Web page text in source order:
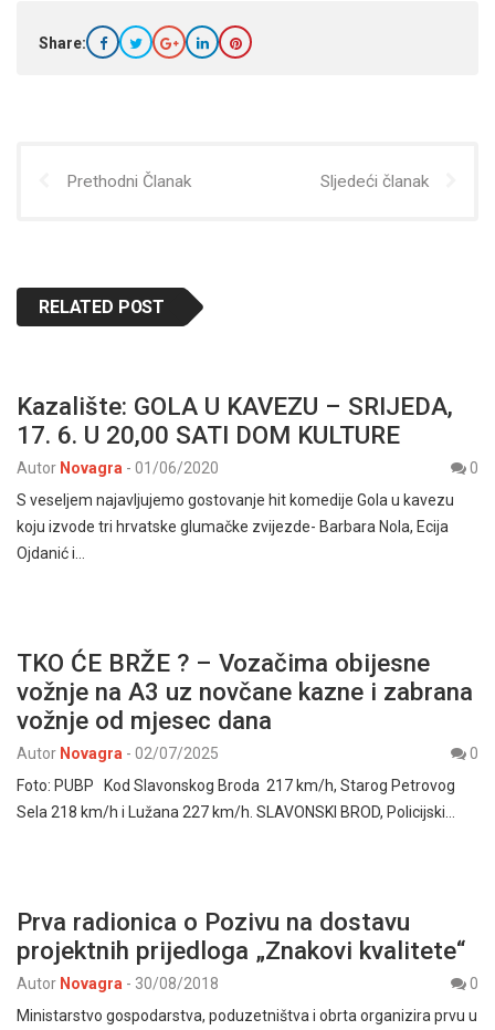
Share:
Prethodni Članak Sljedeći članak
RELATED POST
Kazalište: GOLA U KAVEZU – SRIJEDA,
17. 6. U 20,00 SATI DOM KULTURE
Autor Novagra - 01/06/2020
0
S veseljem najavljujemo gostovanje hit komedije Gola u kavezu
koju izvode tri hrvatske glumačke zvijezde- Barbara Nola, Ecija
Ojdanić i…
TKO ĆE BRŽE ? – Vozačima obijesne
vožnje na A3 uz novčane kazne i zabrana
vožnje od mjesec dana
Autor Novagra - 02/07/2025
0
Foto: PUBP Kod Slavonskog Broda 217 km/h, Starog Petrovog
Sela 218 km/h i Lužana 227 km/h. SLAVONSKI BROD, Policijski…
Prva radionica o Pozivu na dostavu
projektnih prijedloga „Znakovi kvalitete“
Autor Novagra - 30/08/2018
0
Ministarstvo gospodarstva, poduzetništva i obrta organizira prvu u